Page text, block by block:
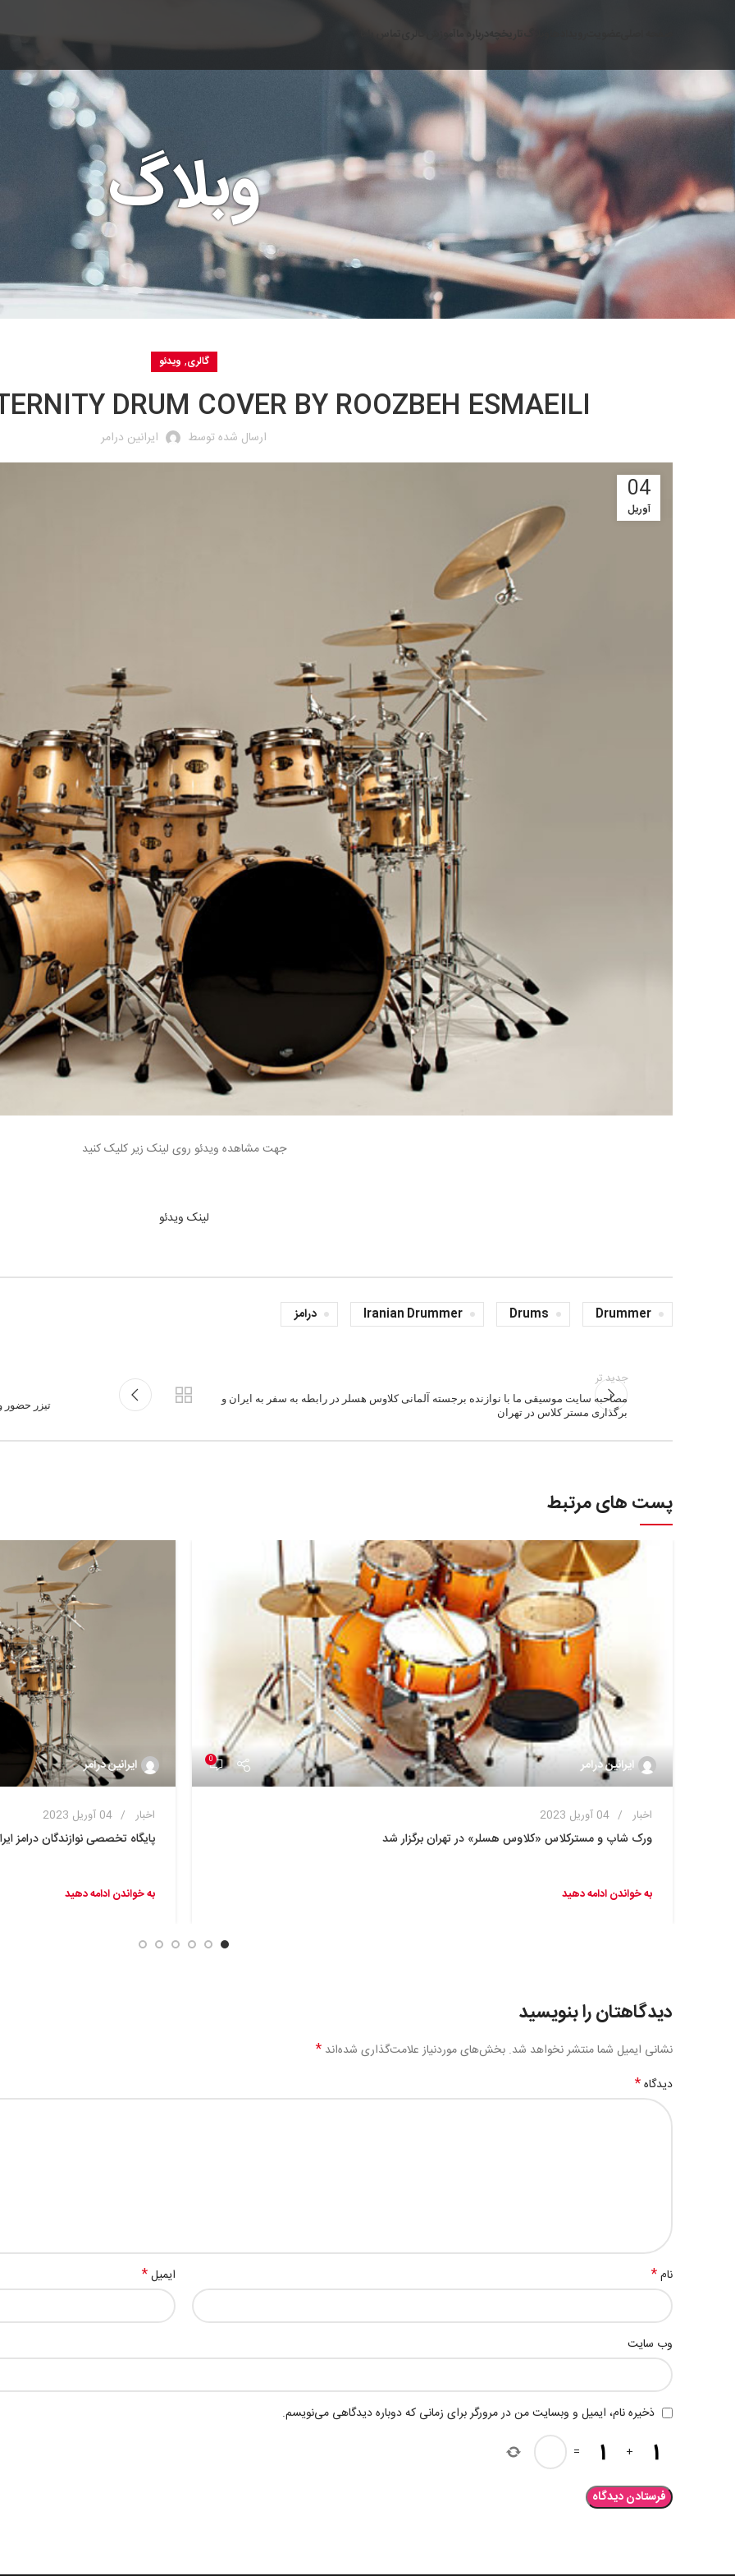
وبلاگ
گالری, ویدئو
DRUM COVER BY ROOZBEH ESMAEILI
ارسال شده توسط ایرانین درامر
04
آوریل
جهت مشاهده ویدئو روی لینک زیر کلیک کنید
لینک ویدئو
Drummer
Drums
Iranian Drummer درامز
جدید تر
مصاحبه سایت موسیقی ما با نوازنده برجسته آلمانی کلاوس هسلر در رابطه به سفر به ایران و
برگذاری مستر کلاس در تهران
تیزر حضور
پست های مرتبط
ایرانین درامر 0
اخبار 04 آوریل 2023
ورک شاپ و مسترکلاس «کلاوس هسلر» در تهران برگزار شد
به خواندن ادامه دهید
ایرانین درامر
اخبار 04 آوریل 2023
پایگاه تخصصی نوازندگان درامز
به خواندن ادامه دهید
دیدگاهتان را بنویسید
نشانی ایمیل شما منتشر نخواهد شد. بخش‌های موردنیاز علامت‌گذاری شده‌اند *
دیدگاه*
نام* ایمیل*
وب‌ سایت
ذخیره نام، ایمیل و وبسایت من در مرورگر برای زمانی که دوباره دیدگاهی می‌نویسم.
+
=